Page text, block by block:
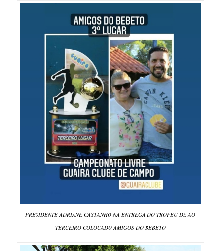
PRESIDENTE ADRIANE CASTANHO NA ENTREGA DO TROFÉU DE AO
TERCEIRO COLOCADO AMIGOS DO BEBETO